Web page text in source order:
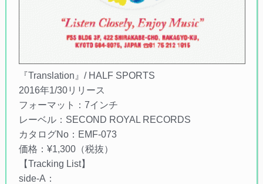
『Translation』/ HALF SPORTS
2016年1/30リリース
フォーマット：7インチ
レーベル：SECOND ROYAL RECORDS
カタログNo：EMF-073
価格：¥1,300（税抜）
【Tracking List】
side-A：